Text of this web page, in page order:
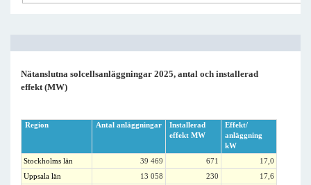
Nätanslutna solcellsanläggningar 2025, antal och installerad
effekt (MW)
Region Antal anläggningar
Installerad
effekt MW
Effekt/
anläggning
kW
Stockholms län
39 469 671
17,0
Uppsala län
13 058 230
17,6